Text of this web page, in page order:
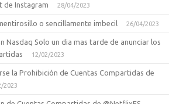
de Instagram 28/04/2023
o sencillamente imbecil 26/04/2023
Nasdaq Solo un dia mas tarde de anunciar los
12/02/2023
la Prohibición de Cuentas Compartidas de
2023